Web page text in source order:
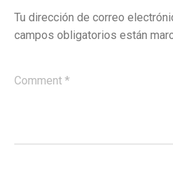
Tu dirección de correo
campos obligatorios están